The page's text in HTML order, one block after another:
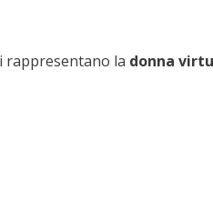
rappresentano la donna